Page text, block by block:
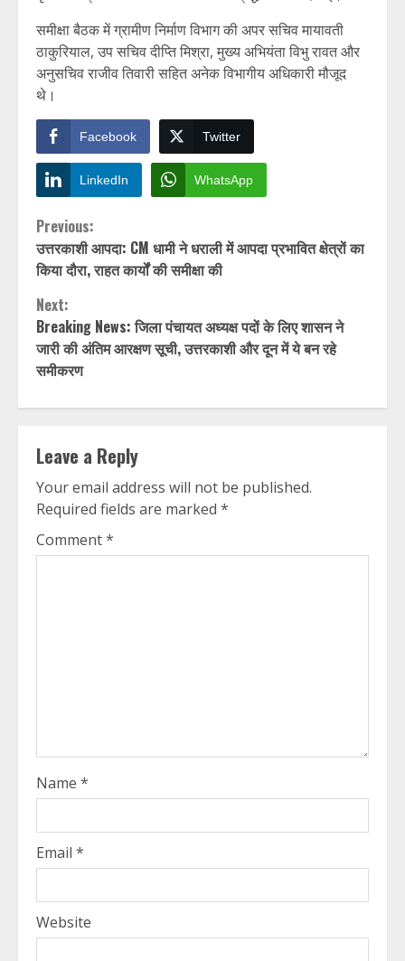
समीक्षा बैठक में ग्रामीण निर्माण विभाग की अपर सचिव मायावती
ठाकुरियाल, उप सचिव दीप्ति मिश्रा, मुख्य अभियंता विभु रावत और
अनुसचिव राजीव तिवारी सहित अनेक विभागीय अधिकारी मौजूद
थे।
Facebook Twitter
LinkedIn WhatsApp
Continue
Reading
Previous:
उत्तरकाशी आपदा: CM धामी ने धराली में आपदा प्रभावित क्षेत्रों का
किया दौरा, राहत कार्यों की समीक्षा की
Next:
Breaking News: जिला पंचायत अध्यक्ष पदों के लिए शासन ने
जारी की अंतिम आरक्षण सूची, उत्तरकाशी और दून में ये बन रहे
समीकरण
Leave a Reply
Your email address will not be published.
Required fields are marked *
Comment*
Name *
Email *
Website